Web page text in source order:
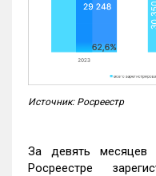
Источник: Росреестр
За девять месяцев
Росреестре